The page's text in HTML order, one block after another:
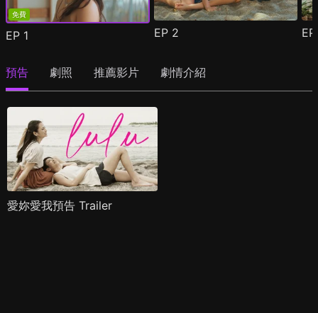
免費
EP 1 EP 2
預告 劇照 推薦影片 劇情介紹
愛妳愛我預告 Trailer